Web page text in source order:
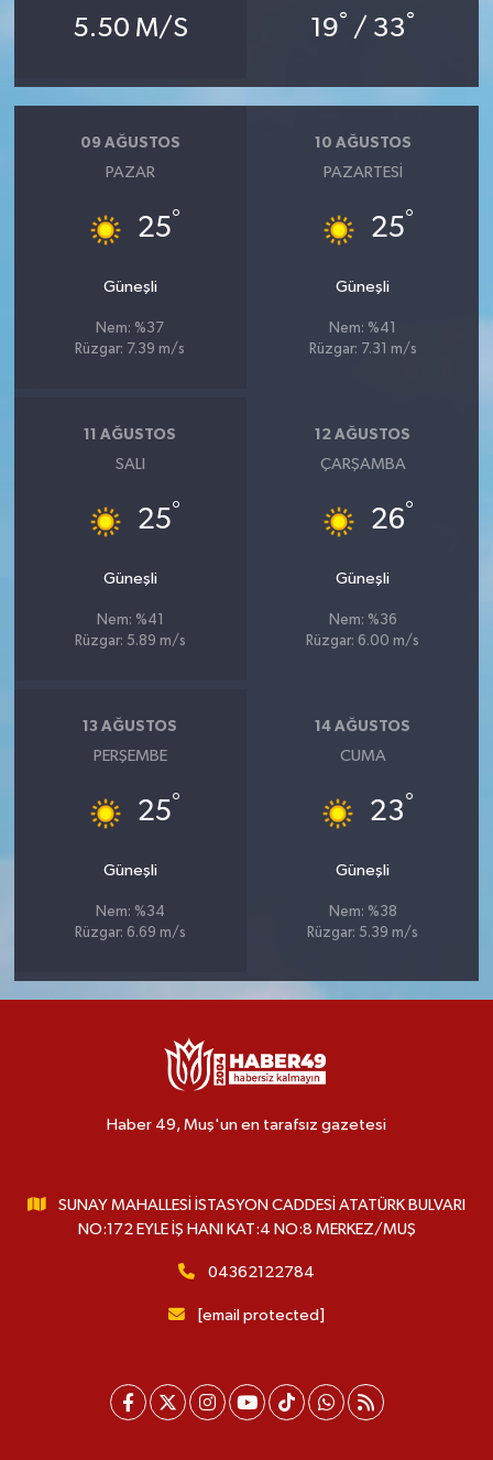
5.50 M/S 19° / 33°
09 AĞUSTOS
PAZAR
25°
Güneşli
Nem: %37
Rüzgar: 7.39 m/s
10 AĞUSTOS
PAZARTESI
25°
Güneşli
Nem: %41
Rüzgar: 7.31 m/s
11 AĞUSTOS
SALI
25°
Güneşli
Nem: %41
Rüzgar: 5.89 m/s
12 AĞUSTOS
ÇARŞAMBA
26°
Güneşli
Nem: %36
Rüzgar: 6.00 m/s
13 AĞUSTOS
PERŞEMBE
25°
Güneşli
Nem: %34
Rüzgar: 6.69 m/s
14 AĞUSTOS
CUMA
23°
Güneşli
Nem: %38
Rüzgar: 5.39 m/s
Haber 49, Muş'un en tarafsız gazetesi
SUNAY MAHALLESİ İSTASYON CADDESİ ATATÜRK BULVARI
NO:172 EYLE İŞ HANI KAT:4 NO:8 MERKEZ/MUŞ
04362122784
[email protected]